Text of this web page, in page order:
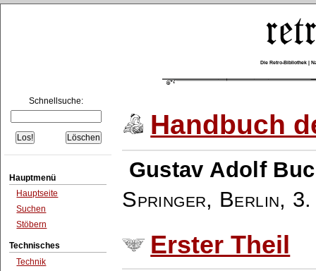
Die Retro-Bibliothek |
Schnellsuche:
Hauptmenü
Hauptseite
Suchen
Stöbern
Technisches
Technik
Handbuch
Gustav Adolf
Springer, Berlin,
Erster Theil